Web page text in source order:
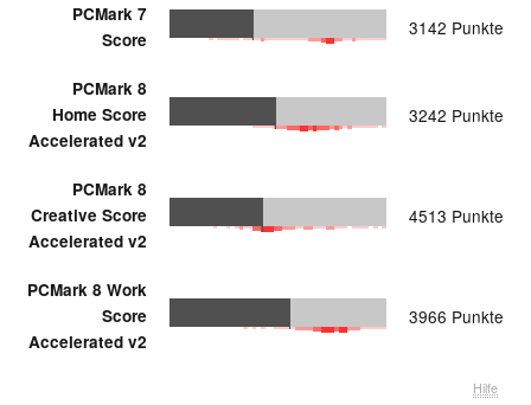
PCMark 7
Score
3142 Punkte
PCMark 8
Home Score
Accelerated v2
3242 Punkte
PCMark 8
Creative Score
Accelerated v2
4513 Punkte
PCMark 8 Work
Score
Accelerated v2
3966 Punkte
Hilfe